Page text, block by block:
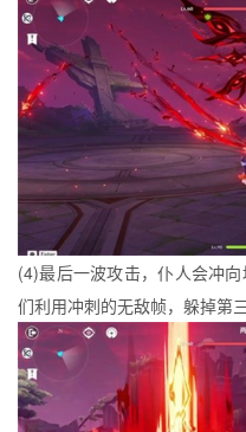
(4)最后一波攻击，仆人会冲
们利用冲刺的无敌帧，躲掉第